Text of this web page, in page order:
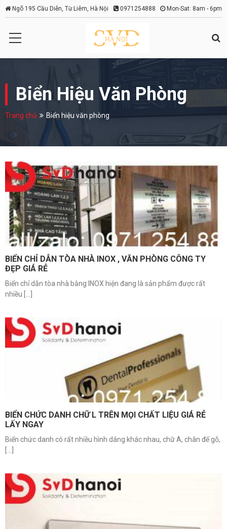
Ngõ 195 Cầu Diễn, Từ Liêm, Hà Nội 0971254888 Mon-Sat: 8am - 6pm
Biển Hiệu Văn Phòng
Trang chủ Biển hiệu văn phòng
BIỂN CHỈ DẪN TÒA NHÀ INOX , VĂN PHÒNG CÔNG TY
ĐẸP GIÁ RẺ
Biển chỉ dẫn tòa nhà bằng INOX hiện đang là sản phẩm được rất
nhiều [...]
BIỂN CHỨC DANH CHỮ L TRÊN MỌI CHẤT LIỆU GIÁ RẺ
LẤY NGAY
Biển chức danh có rất nhiều hình dáng khác nhau, chữ A, chân đế gỗ,